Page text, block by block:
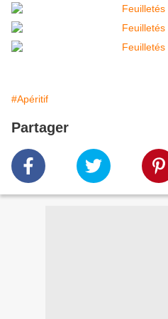
#Apéritif
Partager